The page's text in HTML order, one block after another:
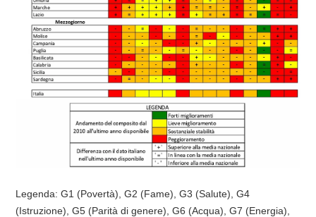
Legenda: G1 (Povertà), G2 (Fame), G3 (Salute), G4
(Istruzione), G5 (Parità di genere), G6 (Acqua), G7 (Energia),